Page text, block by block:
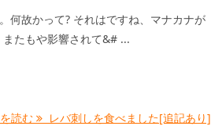
何故かって? それはですね、マナカナが
たもや影響されて&# ...
読む レバ刺しを食べました[追記あり]